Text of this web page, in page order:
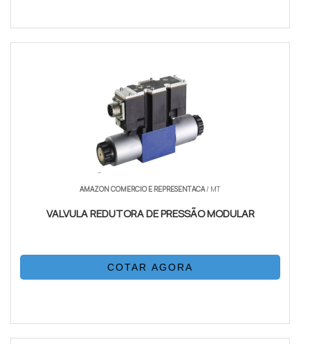
AMAZON COMERCIO E REPRESENTACA/ MT
VALVULA REDUTORA DE PRESSÃO MODULAR
COTAR AGORA